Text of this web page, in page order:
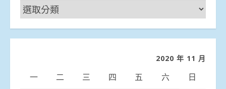
新
聞
分
2020 年 11 月
一 二 三 四 五 六 日